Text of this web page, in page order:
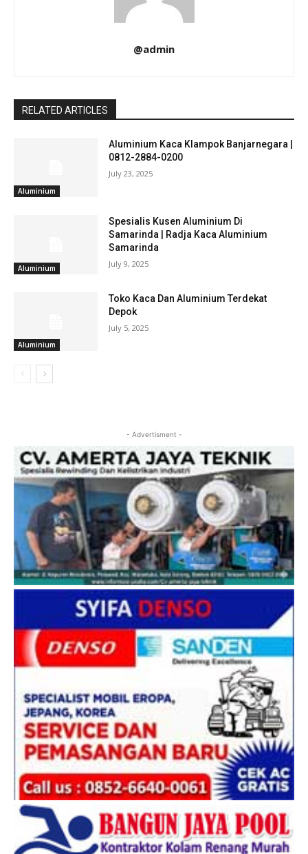
@admin
RELATED ARTICLES
Aluminium
Aluminium Kaca Klampok Banjarnegara |
0812-2884-0200
July 23, 2025
Aluminium
Spesialis Kusen Aluminium Di
Samarinda | Radja Kaca Aluminium
Samarinda
July 9, 2025
Aluminium
Toko Kaca Dan Aluminium Terdekat
Depok
July 5, 2025
- Advertisment -